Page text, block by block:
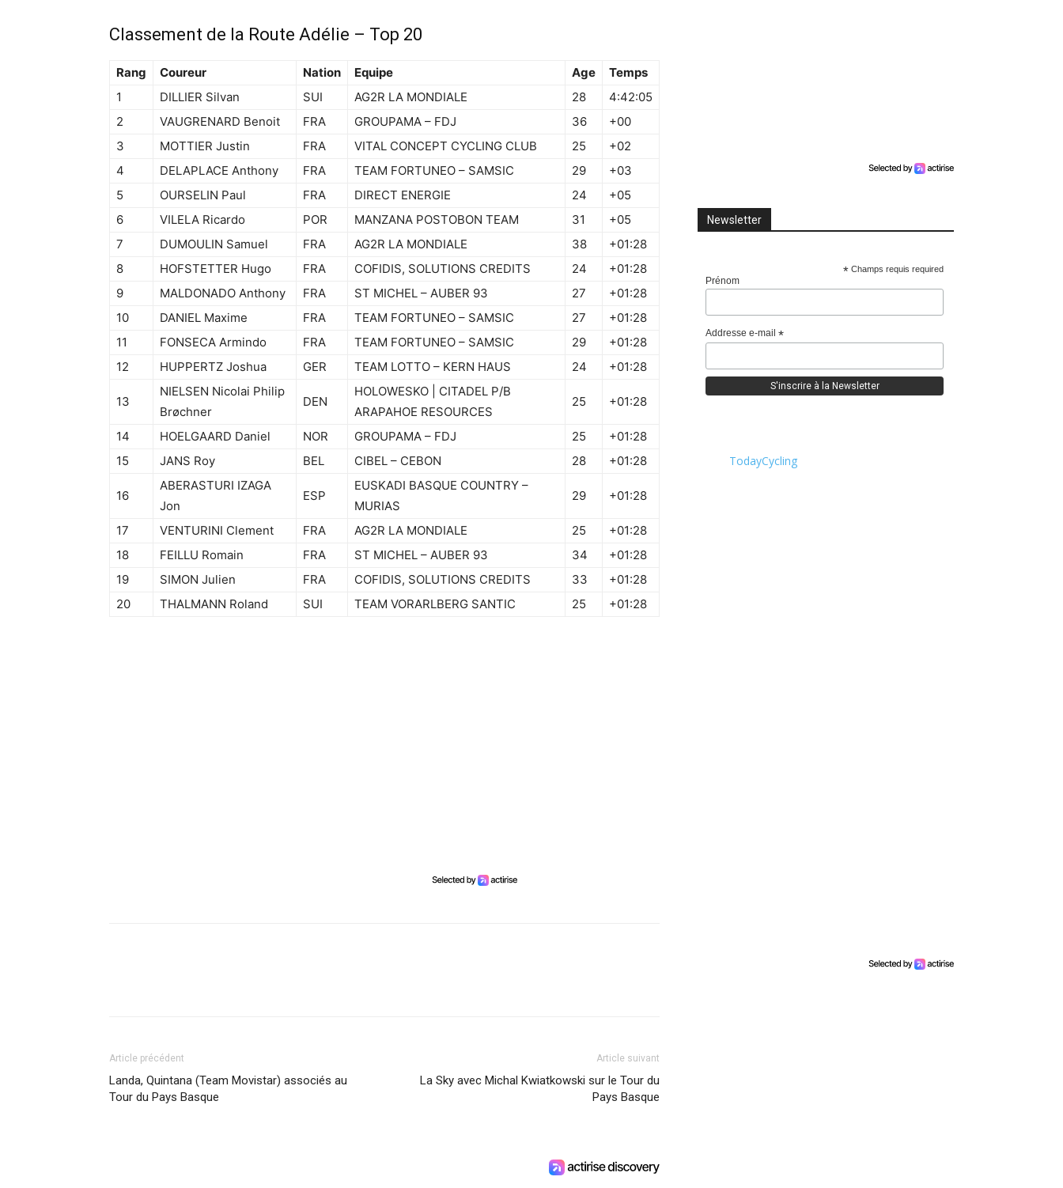
Classement de la Route Adélie – Top 20
Rang Coureur Nation Equipe Age
Temps
1
DILLIER Silvan SUI AG2R LA MONDIALE 28
4:42:05
2
VAUGRENARD Benoit FRA GROUPAMA – FDJ 36
+00
3
MOTTIER Justin FRA VITAL CONCEPT CYCLING CLUB 25
+02
4
DELAPLACE Anthony FRA TEAM FORTUNEO – SAMSIC 29
+03
5
OURSELIN Paul FRA DIRECT ENERGIE 24
+05
6
VILELA Ricardo POR MANZANA POSTOBON TEAM 31
+05
7
DUMOULIN Samuel FRA AG2R LA MONDIALE 38
+01:28
8
HOFSTETTER Hugo FRA COFIDIS, SOLUTIONS CREDITS 24
+01:28
9
MALDONADO Anthony FRA ST MICHEL – AUBER 93 27
+01:28
10
DANIEL Maxime FRA TEAM FORTUNEO – SAMSIC 27
+01:28
11
FONSECA Armindo FRA TEAM FORTUNEO – SAMSIC 29
+01:28
12
HUPPERTZ Joshua GER TEAM LOTTO – KERN HAUS 24 +01:28
13
NIELSEN Nicolai Philip
Brøchner
DEN
HOLOWESKO | CITADEL P/B
ARAPAHOE RESOURCES
25 +01:28
14 HOELGAARD Daniel NOR GROUPAMA – FDJ 25
+01:28
15
JANS Roy BEL CIBEL – CEBON 28 +01:28
16
ABERASTURI IZAGA
Jon
ESP
EUSKADI BASQUE COUNTRY –
MURIAS
29 +01:28
17 VENTURINI Clement FRA AG2R LA MONDIALE 25
+01:28
18
FEILLU Romain FRA ST MICHEL – AUBER 93 34
+01:28
19
SIMON Julien FRA COFIDIS, SOLUTIONS CREDITS 33
+01:28
20
THALMANN Roland SUI TEAM VORARLBERG SANTIC 25 +01:28
Article précédent
Landa, Quintana (Team Movistar) associés au
Tour du Pays Basque
Article suivant
La Sky avec Michal Kwiatkowski sur le Tour du
Pays Basque
Newsletter
* Champs requis required
Prénom
Addresse e-mail *
TodayCycling